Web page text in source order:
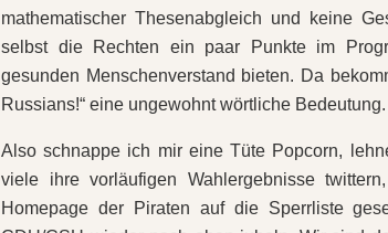
mathematischer Thesenabgleich und keine
selbst die Rechten ein paar Punkte im
gesunden Menschenverstand bieten. Da
Russians!“ eine ungewohnt wörtliche Bedeutung.
Also schnappe ich mir eine Tüte Popcorn,
viele ihre vorläufigen Wahlergebnisse
Homepage der Piraten auf die Sperrliste